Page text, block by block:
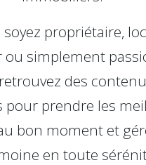
soyez propriétaire,
ou simplement
des
pour prendre les
bon moment et
en toute